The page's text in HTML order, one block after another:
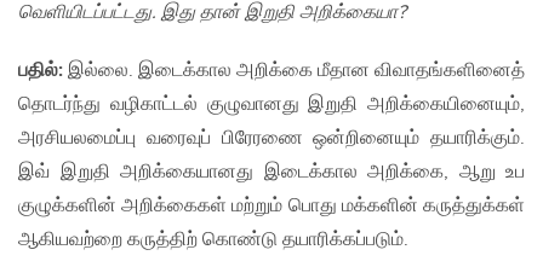
வெளியிடப்பட்டது. இது தான் இறுதி அறிக்கையா?
பதில்: இல்லை. இடைக்கால அறிக்கை மீதான விவாதங்களினைத்
தொடர்ந்து வழிகாட்டல் குழுவானது இறுதி அறிக்கையினையும்,
அரசியலமைப்பு வரைவுப் பிரேரணை ஒன்றினையும் தயாரிக்கும்.
இவ் இறுதி அறிக்கையானது இடைக்கால அறிக்கை, ஆறு உப
குழுக்களின் அறிக்கைகள் மற்றும் பொது மக்களின் கருத்துக்கள்
ஆகியவற்றை கருத்திற் கொண்டு தயாரிக்கப்படும்.